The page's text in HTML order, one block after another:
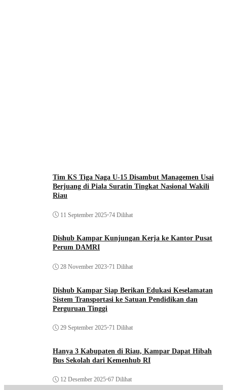
Tim KS Tiga Naga U-15 Disambut Managemen Usai
Berjuang di Piala Suratin Tingkat Nasional Wakili
Riau
11 September 2025•74 Dilihat
Dishub Kampar Kunjungan Kerja ke Kantor Pusat
Perum DAMRI
28 November 2023•71 Dilihat
Dishub Kampar Siap Berikan Edukasi Keselamatan
Sistem Transportasi ke Satuan Pendidikan dan
Perguruan Tinggi
29 September 2025•71 Dilihat
Hanya 3 Kabupaten di Riau, Kampar Dapat Hibah
Bus Sekolah dari Kemenhub RI
12 Desember 2025•67 Dilihat